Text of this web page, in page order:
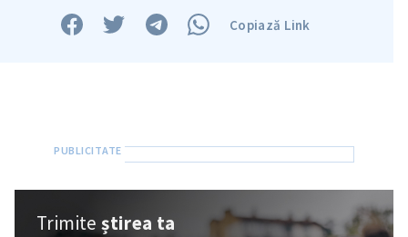
Copiază Link
Trimiteștirea ta